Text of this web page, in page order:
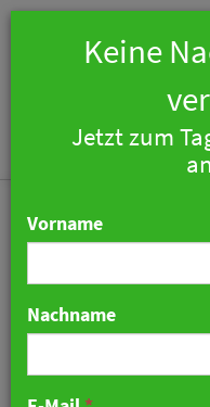
Studie: 40
Keine
Jetzt zum
Vorname
Nachname